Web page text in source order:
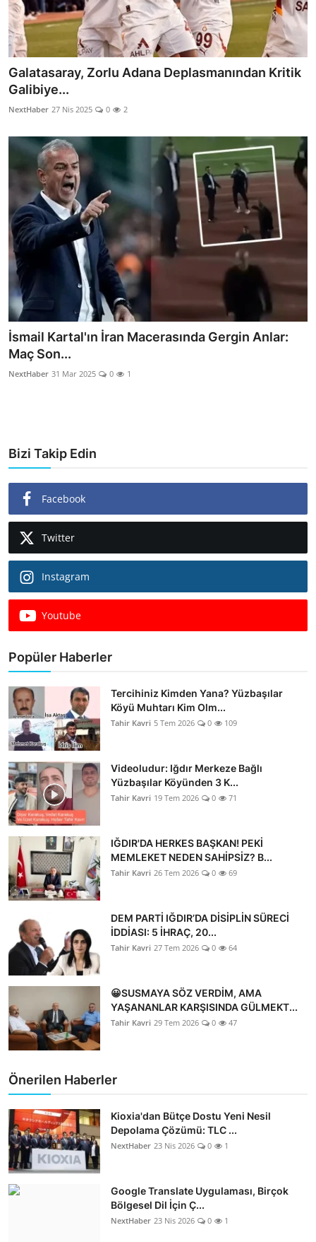
Galatasaray, Zorlu Adana Deplasmanından Kritik
Galibiye...
NextHaber 27 Nis 2025 0 2
İsmail Kartal'ın İran Macerasında Gergin Anlar:
Maç Son...
NextHaber 31 Mar 2025 0 1
Bizi Takip Edin
Facebook
Twitter
Instagram
Youtube
Popüler Haberler
Tercihiniz Kimden Yana? Yüzbaşılar
Köyü Muhtarı Kim Olm...
Tahir Kavri 5 Tem 2026 0 109
Videoludur: Iğdır Merkeze Bağlı
Yüzbaşılar Köyünden 3 K...
Tahir Kavri 19 Tem 2026 0 71
IĞDIR'DA HERKES BAŞKAN! PEKİ
MEMLEKET NEDEN SAHİPSİZ? B...
Tahir Kavri 26 Tem 2026 0 69
DEM PARTİ IĞDIR’DA DİSİPLİN SÜRECİ
İDDİASI: 5 İHRAÇ, 20...
Tahir Kavri 27 Tem 2026 0 64
😀SUSMAYA SÖZ VERDİM, AMA
YAŞANANLAR KARŞISINDA GÜLMEKT...
Tahir Kavri 29 Tem 2026 0 47
Önerilen Haberler
Kioxia'dan Bütçe Dostu Yeni Nesil
Depolama Çözümü: TLC ...
NextHaber 23 Nis 2026 0 1
Google Translate Uygulaması, Birçok
Bölgesel Dil İçin Ç...
NextHaber 23 Nis 2026 0 1